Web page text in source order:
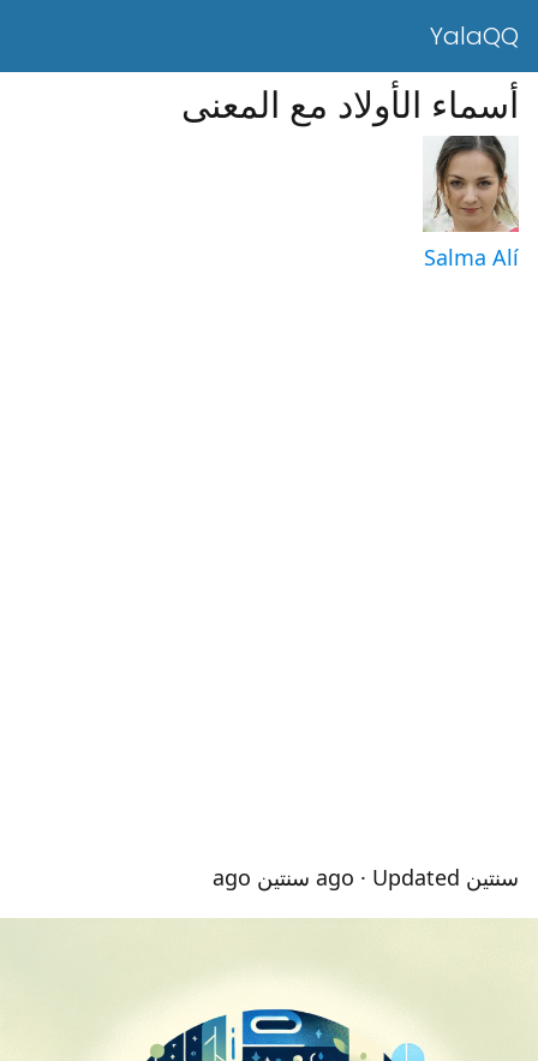
YalaQQ
أسماء الأولاد مع المعنى
Salma Alí
سنتين ago · Updated سنتين ago